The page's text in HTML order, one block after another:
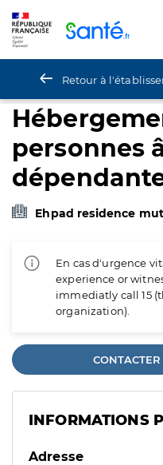
Retour à
personnes
Ehpad residence
En cas d'urgence
experience or
immediatly call 15
organization).
INFORMATIONS
Adresse